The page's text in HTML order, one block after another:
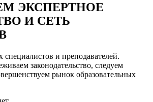
ЭКСПЕРТНОЕ
И СЕТЬ
и преподавателей.
законодательство, следуем
рынок образовательных